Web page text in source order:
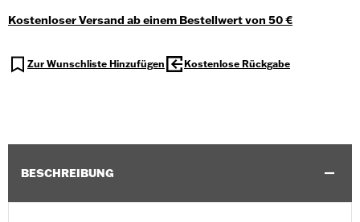
Kostenloser Versand ab einem Bestellwert von 50 €
Zur Wunschliste Hinzufügen Kostenlose Rückgabe
BESCHREIBUNG